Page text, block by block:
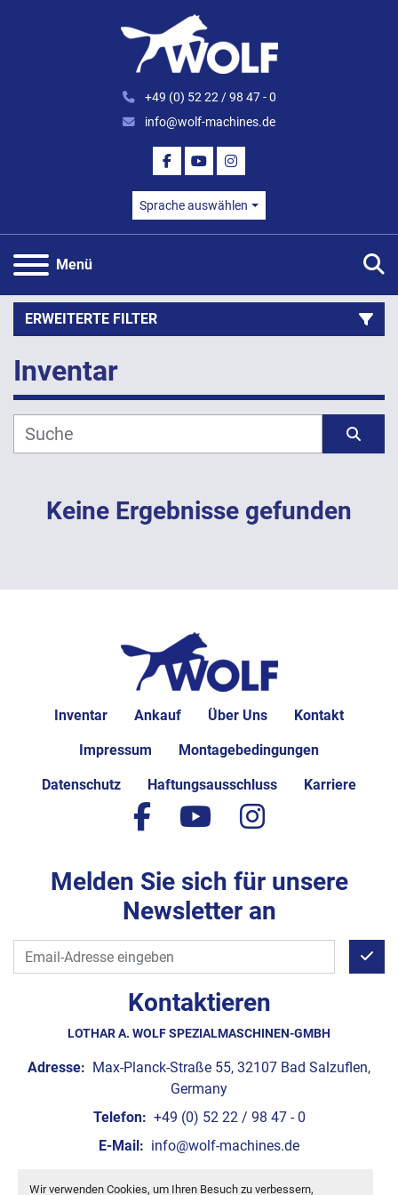
Wir verwenden Cookies, um Ihren Besuch zu verbessern,
+49 (0) 52 22 / 98 47 - 0
info@wolf-machines.de
FACEBOOK
YOUTUBEINSTAGRAM
Sprache auswählen
Menü
ERWEITERTE FILTER
Kategorie
Hersteller
Jahr
Inventar
Keine Ergebnisse gefunden
Inventar Ankauf Über Uns Kontakt
Impressum Montagebedingungen
Datenschutz Haftungsausschluss Karriere
Kontaktieren
LOTHAR A. WOLF SPEZIALMASCHINEN-GMBH
Adresse: Max-Planck-Straße 55, 32107 Bad Salzuflen,
Germany
Telefon: +49 (0) 52 22 / 98 47 - 0
E-Mail: info@wolf-machines.de
Cookie-Einstellungen
facebook
youtubeinstagram
Melden Sie sich für unsere
Newsletter an